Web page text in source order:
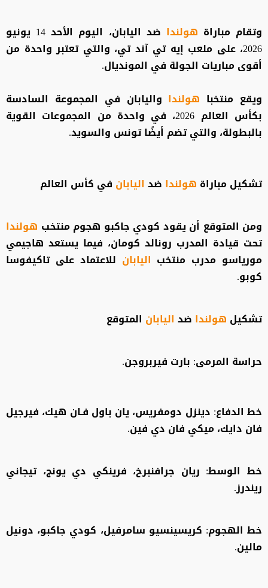
وتقام مباراة هولندا
ضد اليابان، اليوم الأحد 14 يونيو
2026، على ملعب إيه تي آند تي، والتي تعتبر واحدة من
أقوى مباريات الجولة في المونديال.
ويقع منتخبا هولندا واليابان في المجموعة السادسة
بكأس العالم 2026، في واحدة من المجموعات القوية
بالبطولة، والتي تضم أيضًا تونس والسويد.
تشكيل مباراة هولندا ضد اليابان في كأس العالم
ومن المتوقع أن يقود كودي جاكبو هجوم منتخب هولندا
تحت قيادة المدرب رونالد كومان، فيما يستعد هاجيمي
مورياسو مدرب منتخب اليابان للاعتماد على تاكيفوسا
كوبو.
تشكيل هولندا ضد اليابان المتوقع
حراسة المرمى: بارت فيربروجن.
خط الدفاع: دينزل دومفريس، يان باول فـان هيك، فيرجيل
فان دايك، ميكي فان دي فين.
خط الوسط: ريان جرافنبرخ، فرينكي دي يونج، تيجاني
ريندرز.
خط الهجوم: كريسينسيو سامرفيل، كودي جاكبو، دونيل
مالين.